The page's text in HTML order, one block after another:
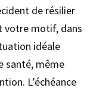
de résilier
votre motif, dans
idéale
santé, même
L’échéance